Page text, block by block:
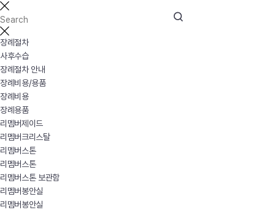
장례절차
사후수습
장례절차 안내
장례비용/용품
장례비용
장례용품
리멤버제이드
리멤버크리스탈
리멤버스톤
리멤버스톤
리멤버스톤 보관함
리멤버봉안실
리멤버봉안실